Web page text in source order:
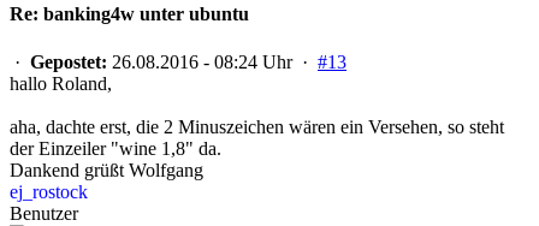
Re: banking4w unter ubuntu
· Gepostet: 26.08.2016 - 08:24 Uhr · #13
hallo Roland,
aha, dachte erst, die 2 Minuszeichen wären ein Versehen, so steht
der Einzeiler "wine 1,8" da.
Dankend grüßt Wolfgang
ej_rostock
Benutzer